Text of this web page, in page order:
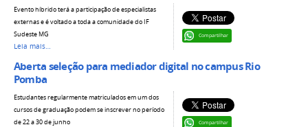
Compartilhar
Evento híbrido terá a participação de especialistas
externas e é voltado a toda a comunidade do IF
Sudeste MG
Leia mais…
Aberta seleção para mediador digital no campus Rio
Pomba
Compartilhar
Estudantes regularmente matriculados em um dos
cursos de graduação podem se inscrever no período
de 22 a 30 de junho